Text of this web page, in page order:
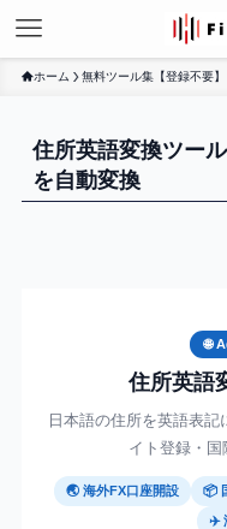
ホーム 無料ツール集【登録不要
住所英語変換ツー
を自動変換
🌐
住所英語
日本語の住所を英語表
イト登録・国
🌏 海外FX口座開設 📦
✈️